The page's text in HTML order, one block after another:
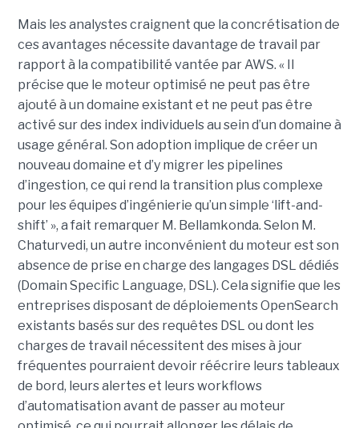
Mais les analystes craignent que la concrétisation de
ces avantages nécessite davantage de travail par
rapport à la compatibilité vantée par AWS. « Il
précise que le moteur optimisé ne peut pas être
ajouté à un domaine existant et ne peut pas être
activé sur des index individuels au sein d’un domaine à
usage général. Son adoption implique de créer un
nouveau domaine et d’y migrer les pipelines
d’ingestion, ce qui rend la transition plus complexe
pour les équipes d’ingénierie qu’un simple ‘lift-and-
shift’ », a fait remarquer M. Bellamkonda. Selon M.
Chaturvedi, un autre inconvénient du moteur est son
absence de prise en charge des langages DSL dédiés
(Domain Specific Language, DSL). Cela signifie que les
entreprises disposant de déploiements OpenSearch
existants basés sur des requêtes DSL ou dont les
charges de travail nécessitent des mises à jour
fréquentes pourraient devoir réécrire leurs tableaux
de bord, leurs alertes et leurs workflows
d’automatisation avant de passer au moteur